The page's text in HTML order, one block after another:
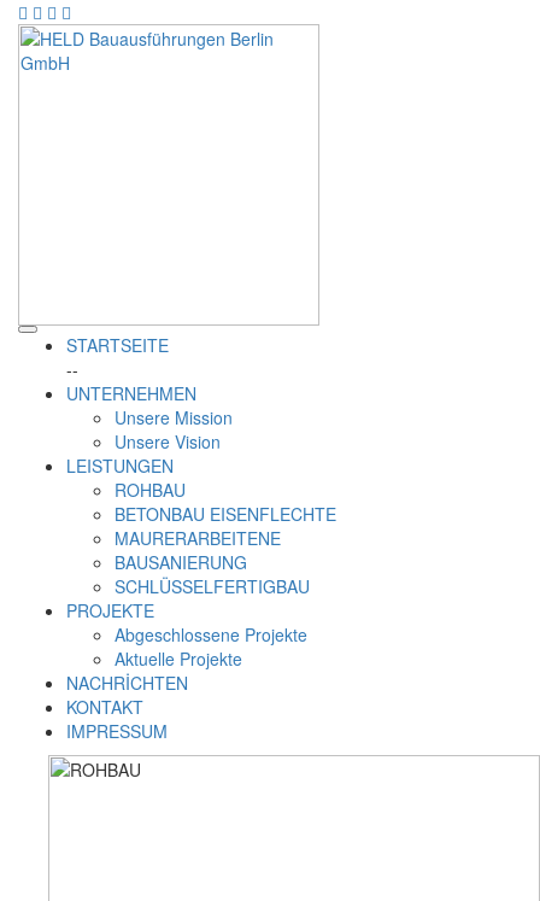
STARTSEITE
--
UNTERNEHMEN
Unsere Mission
Unsere Vision
LEISTUNGEN
ROHBAU
BETONBAU EISENFLECHTE
MAURERARBEITENE
BAUSANIERUNG
SCHLÜSSELFERTIGBAU
PROJEKTE
Abgeschlossene Projekte
Aktuelle Projekte
NACHRİCHTEN
KONTAKT
IMPRESSUM